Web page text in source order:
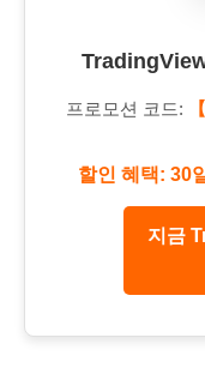
프로모션 코드:
할인 혜택: 30
지금